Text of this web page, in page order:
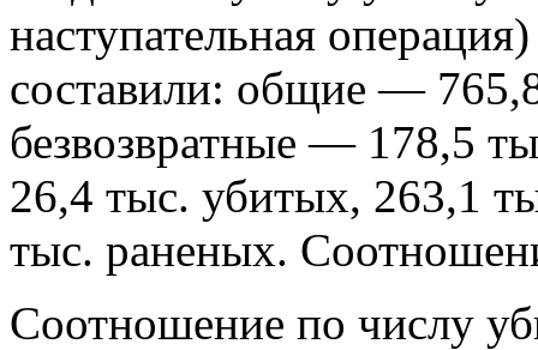
наступательная
составили: общие —
безвозвратные — 178,5
26,4 тыс. убитых, 263,1
тыс. раненых.
Соотношение по числу